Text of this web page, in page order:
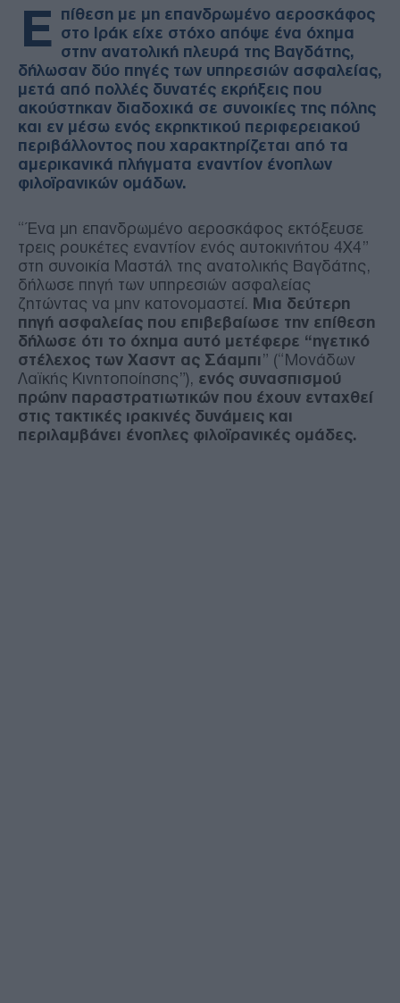
Ε πίθεση με μη επανδρωμένο αεροσκάφος
στο Ιράκ είχε στόχο απόψε ένα όχημα
στην ανατολική πλευρά της Βαγδάτης,
δήλωσαν δύο πηγές των υπηρεσιών ασφαλείας,
μετά από πολλές δυνατές εκρήξεις που
ακούστηκαν διαδοχικά σε συνοικίες της πόλης
και εν μέσω ενός εκρηκτικού περιφερειακού
περιβάλλοντος που χαρακτηρίζεται από τα
αμερικανικά πλήγματα εναντίον ένοπλων
φιλοϊρανικών ομάδων.
“Ένα μη επανδρωμένο αεροσκάφος εκτόξευσε
τρεις ρουκέτες εναντίον ενός αυτοκινήτου 4X4”
στη συνοικία Μαστάλ της ανατολικής Βαγδάτης,
δήλωσε πηγή των υπηρεσιών ασφαλείας
ζητώντας να μην κατονομαστεί. Μια δεύτερη
πηγή ασφαλείας που επιβεβαίωσε την επίθεση
δήλωσε ότι το όχημα αυτό μετέφερε “ηγετικό
στέλεχος των Χασντ ας Σάαμπι” (“Μονάδων
Λαϊκής Κινητοποίησης”), ενός συνασπισμού
πρώην παραστρατιωτικών που έχουν ενταχθεί
στις τακτικές ιρακινές δυνάμεις και
περιλαμβάνει ένοπλες φιλοϊρανικές ομάδες.